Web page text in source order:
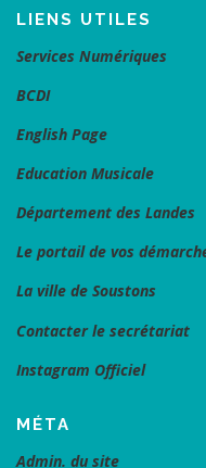
LIENS UTILES
Services Numériques
BCDI
English Page
Education Musicale
Département des Landes
Le portail de vos
La ville de Soustons
Contacter le secrétariat
Instagram Officiel
MÉTA
Admin. du site